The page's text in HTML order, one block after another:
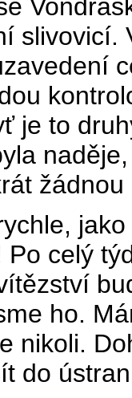
slivovicí.
je to
celý
ho.
nikoli.
do